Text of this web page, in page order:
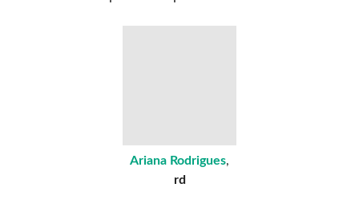
Ariana Rodrigues,
rd